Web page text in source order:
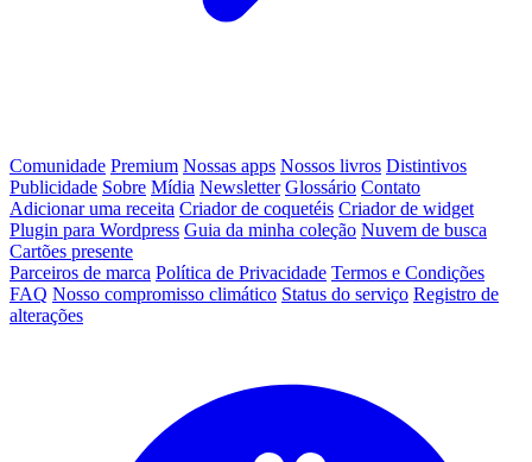
Comunidade Premium Nossas apps Nossos livros Distintivos
Publicidade Sobre Mídia Newsletter Glossário Contato
Adicionar uma receita Criador de coquetéis Criador de widget
Plugin para Wordpress Guia da minha coleção Nuvem de busca
Cartões presente
Parceiros de marca Política de Privacidade Termos e Condições
FAQ Nosso compromisso climático Status do serviço Registro de
alterações